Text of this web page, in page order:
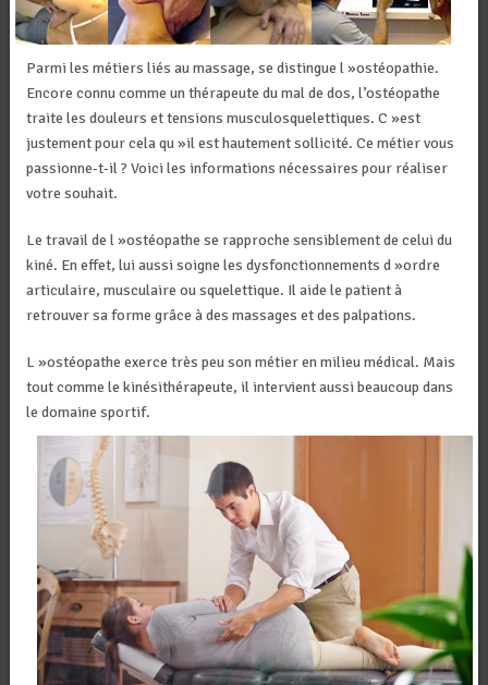
Parmi les métiers liés au massage, se distingue l »ostéopathie.
Encore connu comme un thérapeute du mal de dos, l’ostéopathe
traite les douleurs et tensions musculosquelettiques. C »est
justement pour cela qu »il est hautement sollicité. Ce métier vous
passionne-t-il ? Voici les informations nécessaires pour réaliser
votre souhait.
Le travail de l »ostéopathe se rapproche sensiblement de celui du
kiné. En effet, lui aussi soigne les dysfonctionnements d »ordre
articulaire, musculaire ou squelettique. Il aide le patient à
retrouver sa forme grâce à des massages et des palpations.
L »ostéopathe exerce très peu son métier en milieu médical. Mais
tout comme le kinésithérapeute, il intervient aussi beaucoup dans
le domaine sportif.